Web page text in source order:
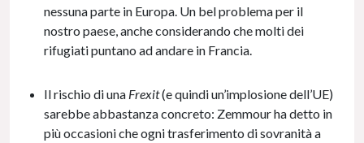
nessuna parte in Europa. Un bel problema per il
nostro paese, anche considerando che molti dei
rifugiati puntano ad andare in Francia.
Il rischio di una Frexit(e quindi un’implosione dell’UE)
sarebbe abbastanza concreto: Zemmour ha detto in
più occasioni che ogni trasferimento di sovranità a